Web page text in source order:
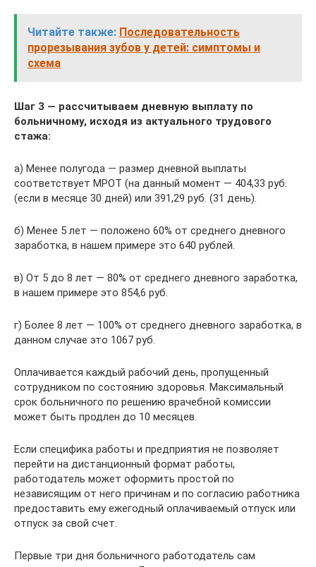
Читайте также: Последовательность
прорезывания зубов у детей: симптомы и
схема
Шаг 3 — рассчитываем дневную выплату по
больничному, исходя из актуального трудового
стажа:
а) Менее полугода — размер дневной выплаты
соответствует МРОТ (на данный момент — 404,33 руб.
(если в месяце 30 дней) или 391,29 руб. (31 день).
б) Менее 5 лет — положено 60% от среднего дневного
заработка, в нашем примере это 640 рублей.
в) От 5 до 8 лет — 80% от среднего дневного заработка,
в нашем примере это 854,6 руб.
г) Более 8 лет — 100% от среднего дневного заработка, в
данном случае это 1067 руб.
Оплачивается каждый рабочий день, пропущенный
сотрудником по состоянию здоровья. Максимальный
срок больничного по решению врачебной комиссии
может быть продлен до 10 месяцев.
Если специфика работы и предприятия не позволяет
перейти на дистанционный формат работы,
работодатель может оформить простой по
независящим от него причинам и по согласию работника
предоставить ему ежегодный оплачиваемый отпуск или
отпуск за свой счет.
Первые три дня больничного работодатель сам